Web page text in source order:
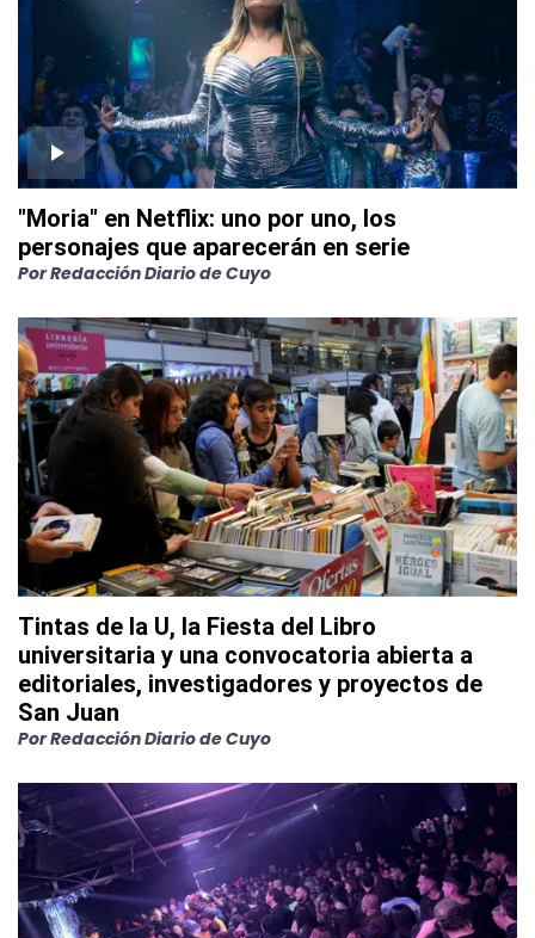
"Moria" en Netflix: uno por uno, los
personajes que aparecerán en serie
PorRedacción Diario de Cuyo
Tintas de la U, la Fiesta del Libro
universitaria y una convocatoria abierta a
editoriales, investigadores y proyectos de
San Juan
PorRedacción Diario de Cuyo